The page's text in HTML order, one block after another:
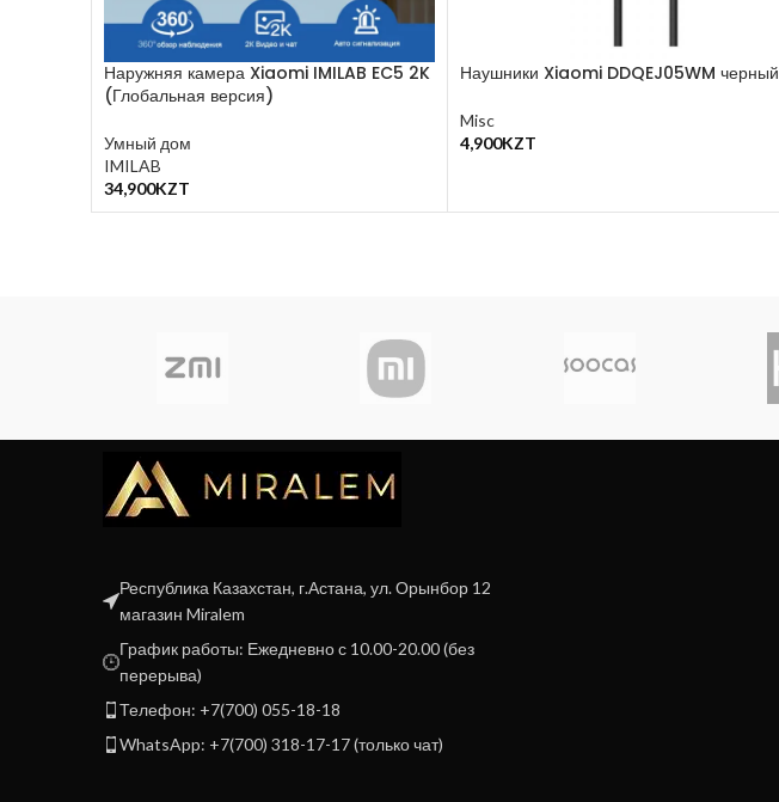
Наружняя камера Xiaomi IMILAB EC5 2K
(Глобальная версия)
Умный дом
IMILAB
34,900KZT
В Корзину
Наушники Xiaomi DDQEJ05WM черный
Misc
4,900KZT
Республика Казахстан, г.Астана, ул. Орынбор 12
магазин Miralem
График работы: Ежедневно с 10.00-20.00 (без
перерыва)
Телефон: +7(700) 055-18-18
WhatsApp: +7(700) 318-17-17 (только чат)